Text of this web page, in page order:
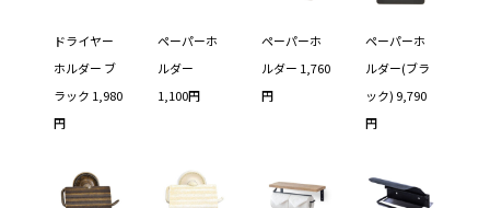
ドライヤー
ホルダー ブ
ラック 1,980
円
ペーパーホ
ルダー
1,100円
ペーパーホ
ルダー 1,760
円
ペーパーホ
ルダー(ブラ
ック) 9,790
円